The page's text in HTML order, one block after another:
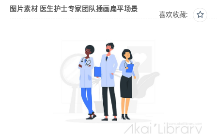
喜欢收藏:
图片素材 医生护士专家团队插画扁平场景